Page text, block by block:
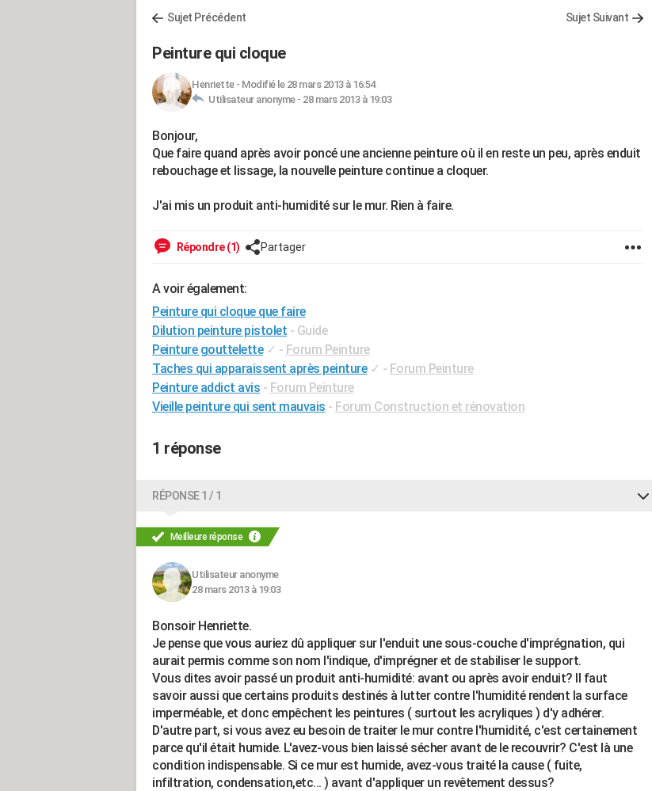
Sujet Précédent Sujet Suivant
Peinture qui cloque
Henriette- Modifié le 28 mars 2013 à 16:54
Utilisateur anonyme - 28 mars 2013 à 19:03
Bonjour,
Que faire quand après avoir poncé une ancienne peinture où il en reste un peu, après enduit
rebouchage et lissage, la nouvelle peinture continue a cloquer.
J'ai mis un produit anti-humidité sur le mur. Rien à faire.
Répondre (1) Partager
A voir également:
Peinture qui cloque que faire
Dilution peinture pistolet - Guide
Peinture gouttelette ✓ - Forum Peinture
Taches qui apparaissent après peinture ✓ - Forum Peinture
Peinture addict avis - Forum Peinture
Vieille peinture qui sent mauvais - Forum Construction et rénovation
1 réponse
RÉPONSE 1 / 1
Meilleure réponse
Utilisateur anonyme
28 mars 2013 à 19:03
Bonsoir Henriette.
Je pense que vous auriez dû appliquer sur l'enduit une sous-couche d'imprégnation, qui
aurait permis comme son nom l'indique, d'imprégner et de stabiliser le support.
Vous dites avoir passé un produit anti-humidité: avant ou après avoir enduit? Il faut
savoir aussi que certains produits destinés à lutter contre l'humidité rendent la surface
imperméable, et donc empêchent les peintures ( surtout les acryliques ) d'y adhérer.
D'autre part, si vous avez eu besoin de traiter le mur contre l'humidité, c'est certainement
parce qu'il était humide. L'avez-vous bien laissé sécher avant de le recouvrir? C'est là une
condition indispensable. Si ce mur est humide, avez-vous traité la cause ( fuite,
infiltration, condensation,etc... ) avant d'appliquer un revêtement dessus?